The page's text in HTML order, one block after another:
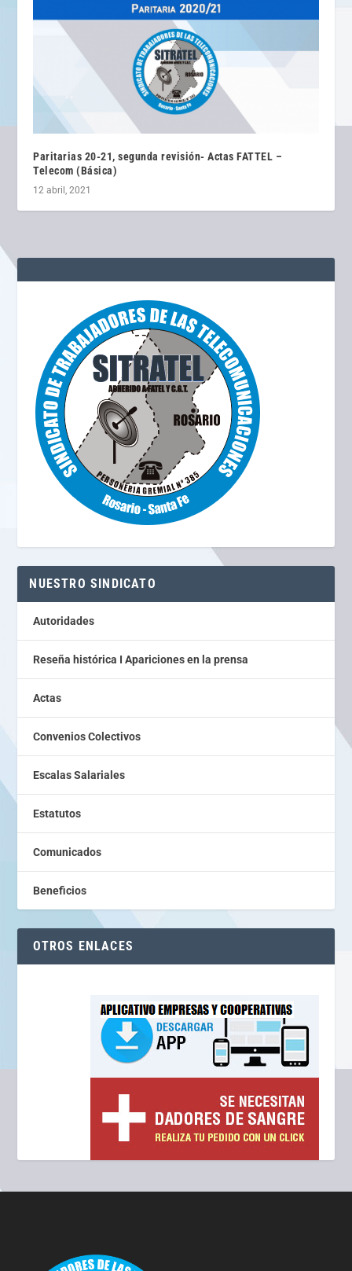
Paritarias 20-21, segunda revisión- Actas FATTEL –
Telecom (Básica)
12 abril, 2021
NUESTRO SINDICATO
Autoridades
Reseña histórica I Apariciones en la prensa
Actas
Convenios Colectivos
Escalas Salariales
Estatutos
Comunicados
Beneficios
OTROS ENLACES